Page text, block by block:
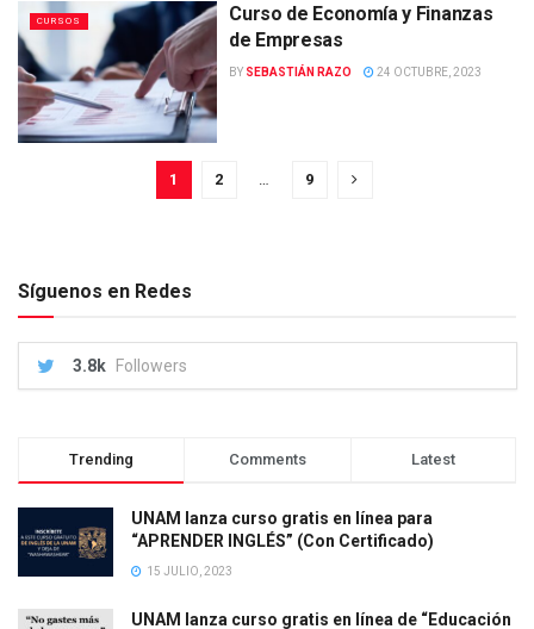
CURSOS
Curso de Economía y Finanzas
de Empresas
BY SEBASTIÁN RAZO 24 OCTUBRE, 2023
1 2 … 9
Síguenos en Redes
3.8k Followers
Trending Comments Latest
UNAM lanza curso gratis en línea para
“APRENDER INGLÉS” (Con Certificado)
15 JULIO, 2023
UNAM lanza curso gratis en línea de “Educación